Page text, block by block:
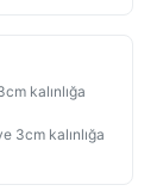
kalınlığa
3cm kalınlığa